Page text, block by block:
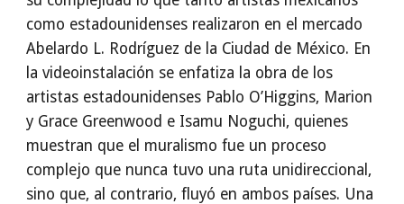
como estadounidenses realizaron en el mercado
Abelardo L. Rodríguez de la Ciudad de México. En
la videoinstalación se enfatiza la obra de los
artistas estadounidenses Pablo O’Higgins, Marion
y Grace Greenwood e Isamu Noguchi, quienes
muestran que el muralismo fue un proceso
complejo que nunca tuvo una ruta unidireccional,
sino que, al contrario, fluyó en ambos países. Una